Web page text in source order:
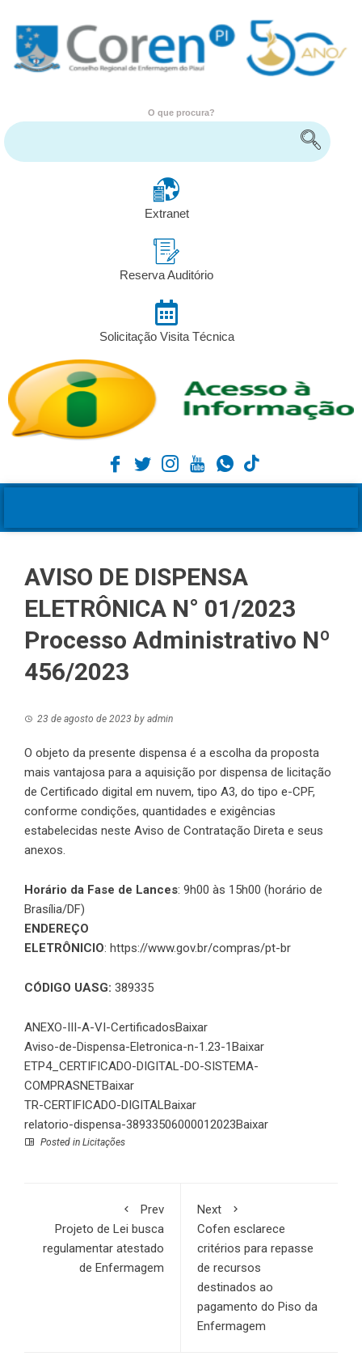
O que procura?
Extranet
Reserva Auditório
Solicitação Visita Técnica
AVISO DE DISPENSA
ELETRÔNICA N° 01/2023
Processo Administrativo Nº
456/2023
23 de agosto de 2023 by admin
O objeto da presente dispensa é a escolha da proposta
mais vantajosa para a aquisição por dispensa de licitação
de Certificado digital em nuvem, tipo A3, do tipo e-CPF,
conforme condições, quantidades e exigências
estabelecidas neste Aviso de Contratação Direta e seus
anexos.
Horário da Fase de Lances: 9h00 às 15h00 (horário de
Brasília/DF)
ENDEREÇO
ELETRÔNICIO: https://www.gov.br/compras/pt-br
CÓDIGO UASG: 389335
ANEXO-III-A-VI-CertificadosBaixar
Aviso-de-Dispensa-Eletronica-n-1.23-1Baixar
ETP4_CERTIFICADO-DIGITAL-DO-SISTEMA-
COMPRASNETBaixar
TR-CERTIFICADO-DIGITALBaixar
relatorio-dispensa-38933506000012023Baixar
Posted in Licitações
Prev
Projeto de Lei busca
regulamentar atestado
de Enfermagem
Next
Cofen esclarece
critérios para repasse
de recursos
destinados ao
pagamento do Piso da
Enfermagem